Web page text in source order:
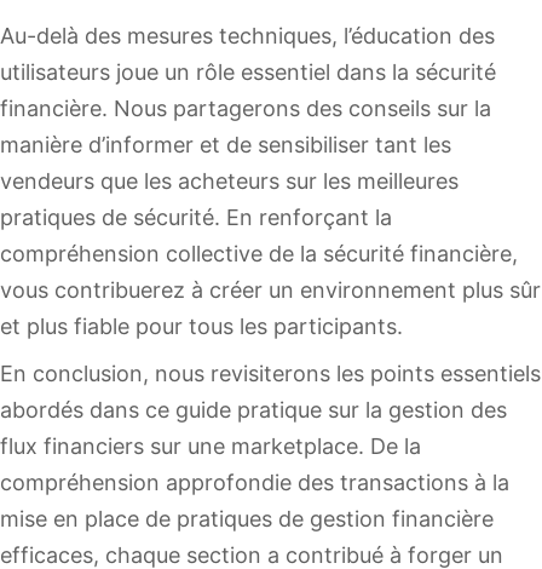
Au-delà des mesures techniques, l’éducation des
utilisateurs joue un rôle essentiel dans la sécurité
financière. Nous partagerons des conseils sur la
manière d’informer et de sensibiliser tant les
vendeurs que les acheteurs sur les meilleures
pratiques de sécurité. En renforçant la
compréhension collective de la sécurité financière,
vous contribuerez à créer un environnement plus sûr
et plus fiable pour tous les participants.
En conclusion, nous revisiterons les points essentiels
abordés dans ce guide pratique sur la gestion des
flux financiers sur une marketplace. De la
compréhension approfondie des transactions à la
mise en place de pratiques de gestion financière
efficaces, chaque section a contribué à forger un